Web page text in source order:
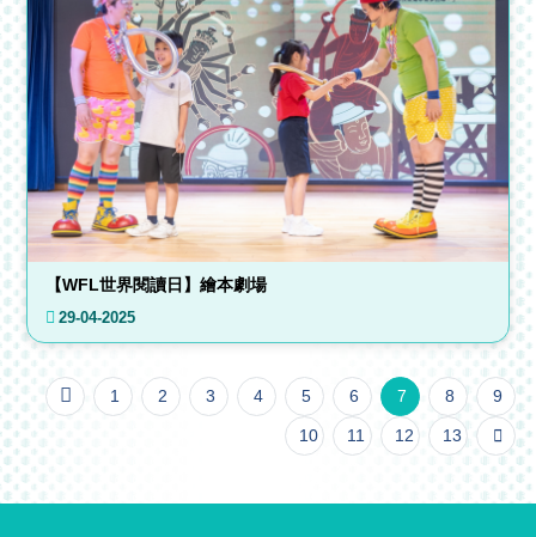
【WFL世界閱讀日】繪本劇場
29-04-2025
1 2 3 4 5 6 7 8 9
10 11 12 13